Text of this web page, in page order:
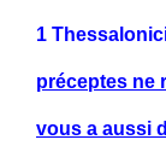
1
préceptes ne
vous a aussi